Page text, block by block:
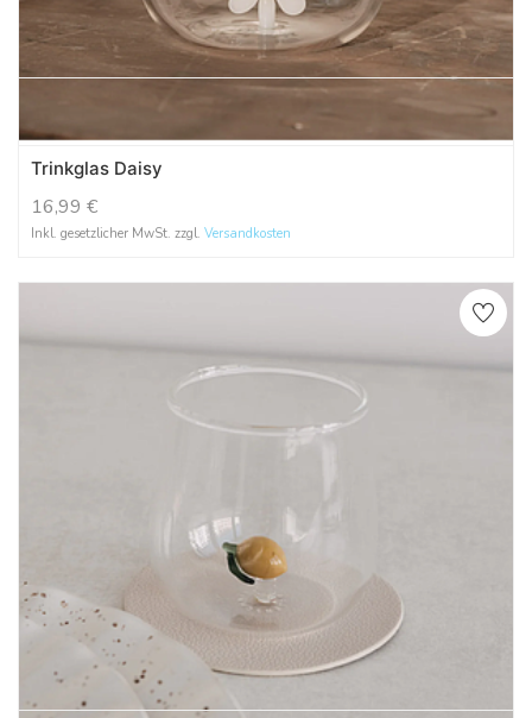
Trinkglas Daisy
16,99 €
Inkl. gesetzlicher MwSt. zzgl. Versandkosten